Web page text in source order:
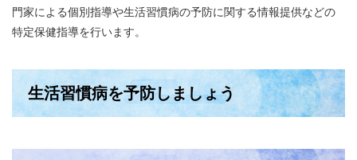
門家による個別指導や生活習慣病の予防に関する情報提供などの
特定保健指導を行います。
生活習慣病を予防しましょう